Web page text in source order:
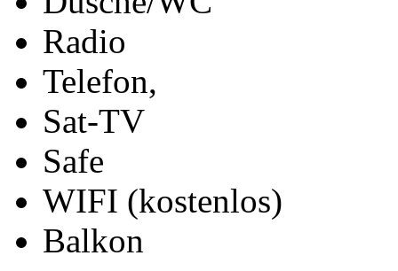
Radio
Telefon,
Sat-TV
Safe
WIFI (kostenlos)
Balkon